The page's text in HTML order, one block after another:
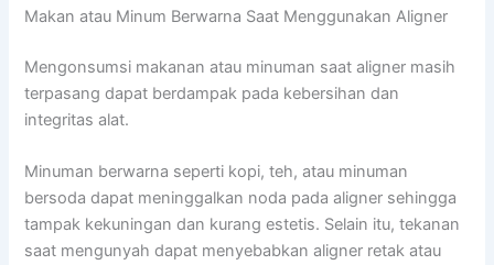
Makan atau Minum Berwarna Saat Menggunakan Aligner
Mengonsumsi makanan atau minuman saat aligner masih
terpasang dapat berdampak pada kebersihan dan
integritas alat.
Minuman berwarna seperti kopi, teh, atau minuman
bersoda dapat meninggalkan noda pada aligner sehingga
tampak kekuningan dan kurang estetis. Selain itu, tekanan
saat mengunyah dapat menyebabkan aligner retak atau